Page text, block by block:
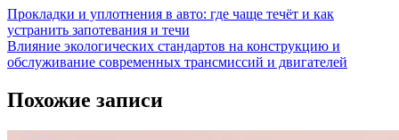
Прокладки и уплотнения в авто: где чаще течёт и как
устранить запотевания и течи
Влияние экологических стандартов на конструкцию и
обслуживание современных трансмиссий и двигателей
Похожие записи